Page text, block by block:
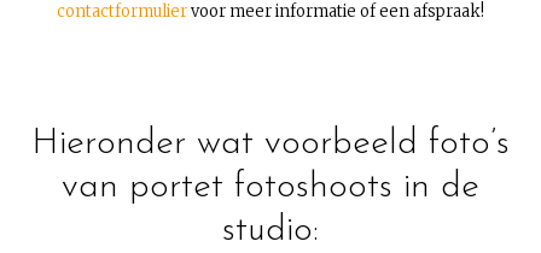
contactformuliervoor meer informatie of een afspraak!
Hieronder wat voorbeeld foto’s
van portet fotoshoots in de
studio: